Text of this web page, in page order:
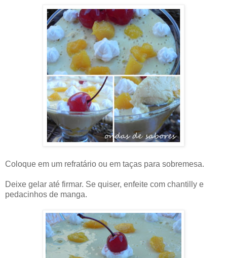
Coloque em um refratário ou em taças para sobremesa.
Deixe gelar até firmar. Se quiser, enfeite com chantilly e
pedacinhos de manga.